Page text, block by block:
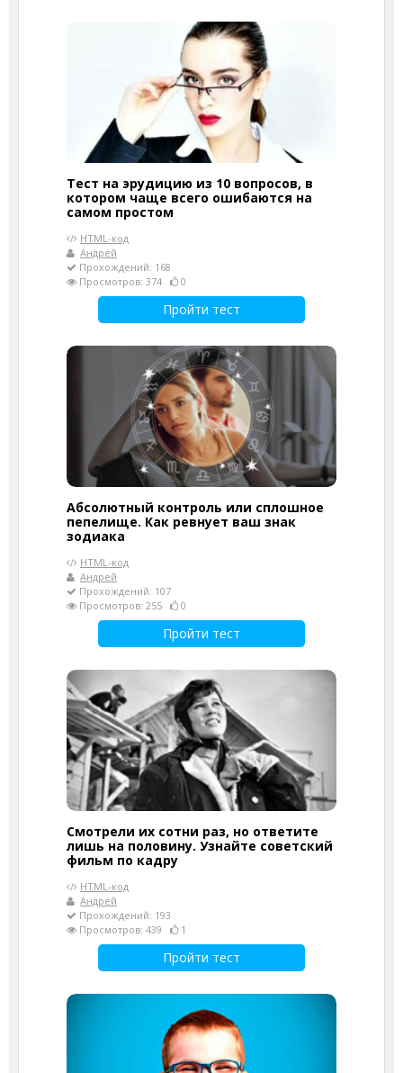
Тест на эрудицию из 10 вопросов, в
котором чаще всего ошибаются на
самом простом
HTML-код
Андрей
Прохождений: 168
Просмотров: 374
0
Пройти тест
Абсолютный контроль или сплошное
пепелище. Как ревнует ваш знак
зодиака
HTML-код
Андрей
Прохождений: 107
Просмотров: 255
0
Пройти тест
Смотрели их сотни раз, но ответите
лишь на половину. Узнайте советский
фильм по кадру
HTML-код
Андрей
Прохождений: 193
Просмотров: 439
1
Пройти тест